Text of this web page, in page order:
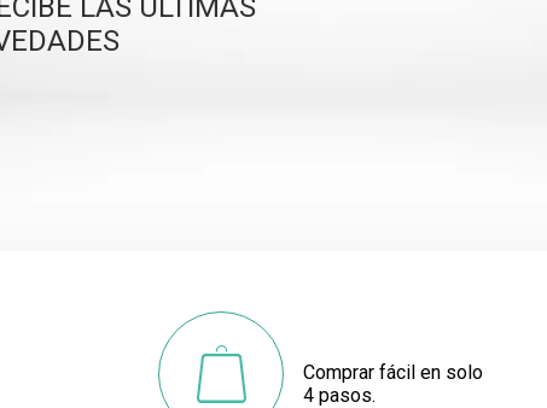
Comprar fácil en solo
4 pasos.